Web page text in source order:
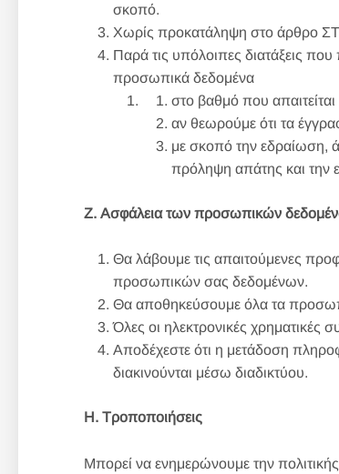
σκοπό.
Χωρίς προκατάληψη στο άρθρο
Παρά τις υπόλοιπες διατάξεις
προσωπικά δεδομένα
στο βαθμό που
αν θεωρούμε ότι τα
με σκοπό την εδραίωση,
πρόληψη απάτης και την
Ζ. Ασφάλεια των προσωπικών
Θα λάβουμε τις απαιτούμενες
προσωπικών σας δεδομένων.
Θα αποθηκεύσουμε όλα τα
Όλες οι ηλεκτρονικές χρηματικές
Αποδέχεστε ότι η μετάδοση
διακινούνται μέσω διαδικτύου.
Η. Τροποποιήσεις
Μπορεί να ενημερώνουμε την